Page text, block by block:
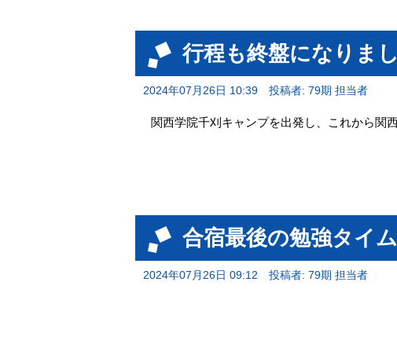
行程も終盤になりまし
2024年07月26日 10:39 投稿者: 79期 担当者
関西学院千刈キャンプを出発し、これから関
合宿最後の勉強タイム
2024年07月26日 09:12 投稿者: 79期 担当者